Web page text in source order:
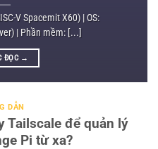
V Spacemit X60) | OS:
| Phần mềm: [...]
ĐỌC →
DẪN
Tailscale để quản lý
Pi từ xa?